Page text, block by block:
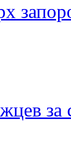
за